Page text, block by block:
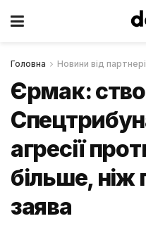
Головна Новини від
Єрмак:
агресії
більше, ніж
заява